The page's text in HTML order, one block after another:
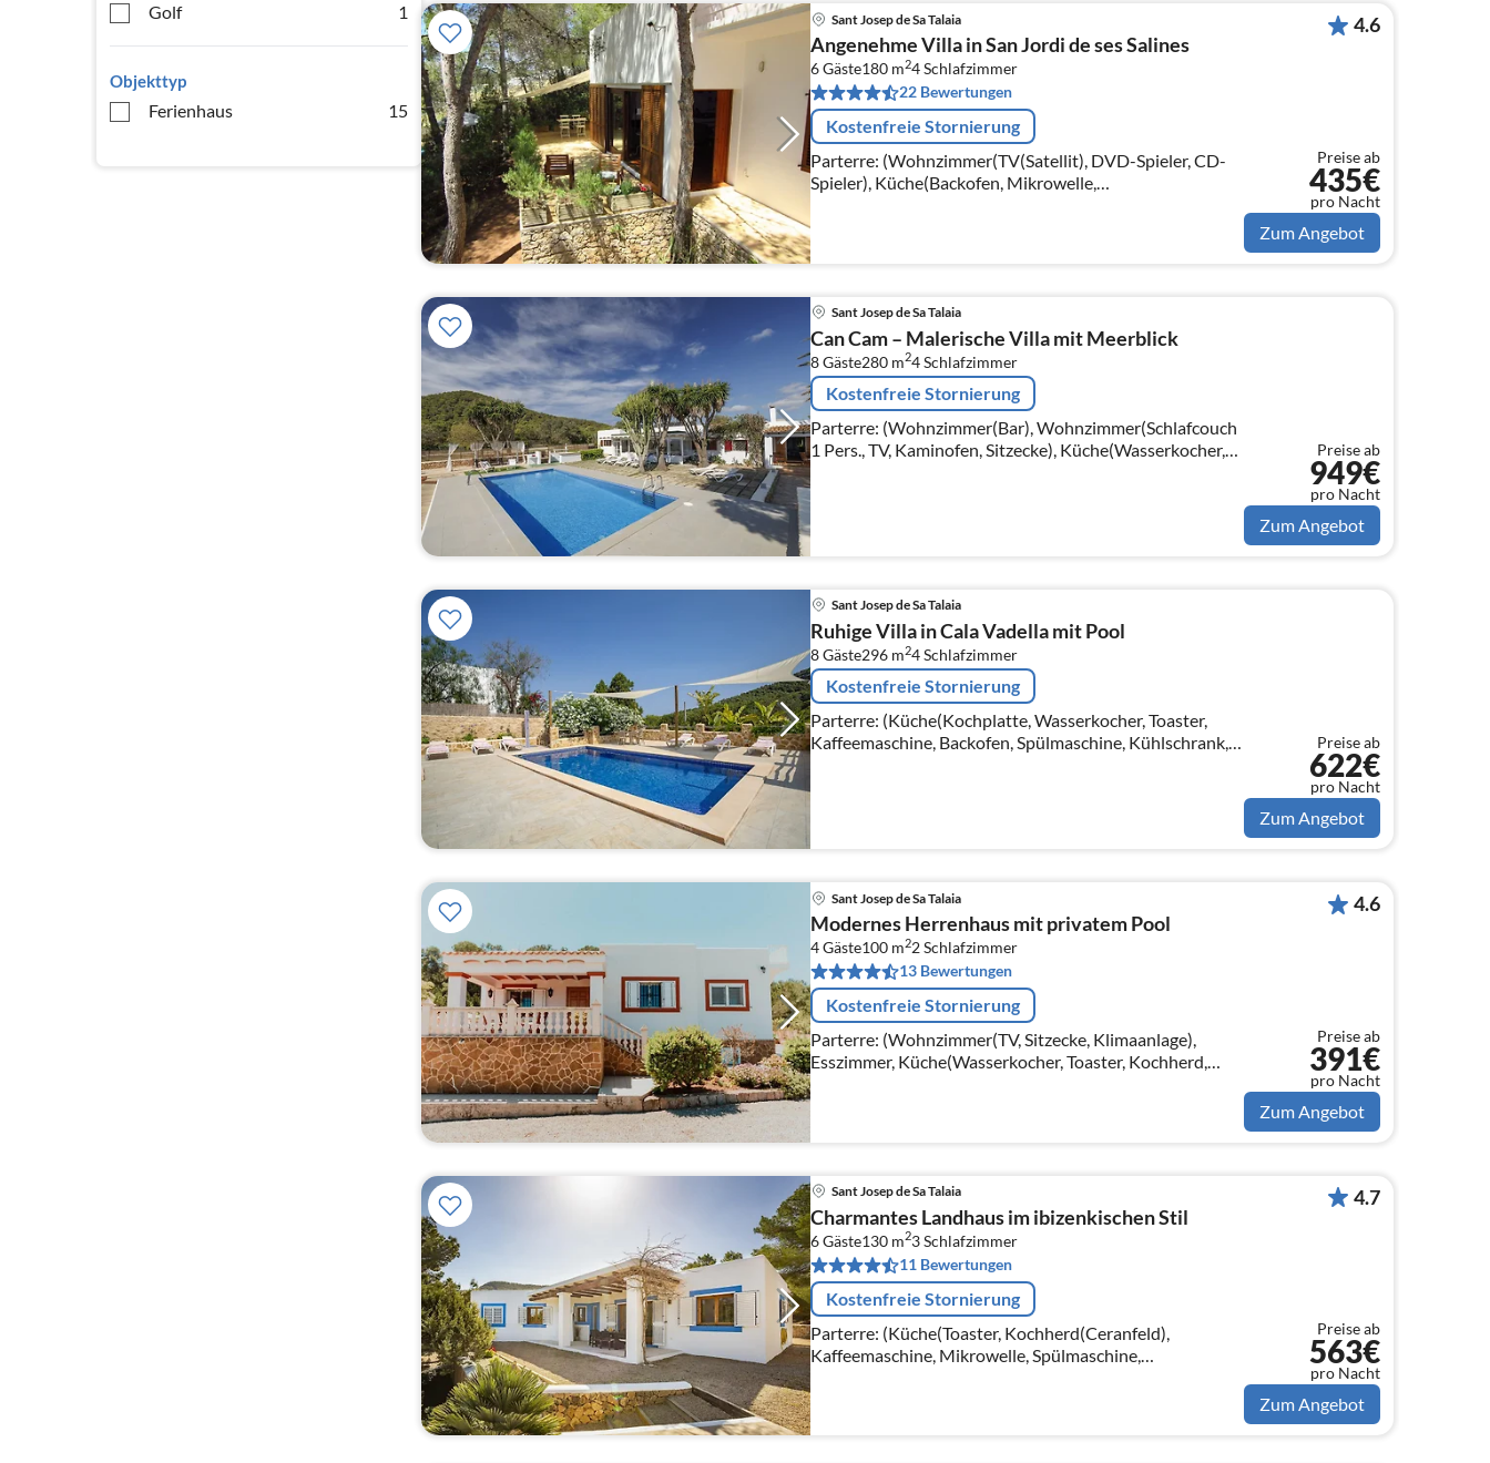
Golf
1
Objekttyp
Ferienhaus 15
Sant Josep de Sa Talaia
Angenehme Villa in San Jordi de ses Salines
6 Gäste180 m24Schlafzimmer
22 Bewertungen
Kostenfreie Stornierung
Parterre: (Wohnzimmer(TV(Satellit), DVD-Spieler, CD-
Spieler), Küche(Backofen, Mikrowelle,
Wohn/Esszimmer(Kaminofen, DVD-Spieler, CD-Spieler)
4.6
Preise ab
435€
pro Nacht
Zum Angebot
Sant Josep de Sa Talaia
Can Cam – Malerische Villa mit Meerblick
8 Gäste280 m24Schlafzimmer
Kostenfreie Stornierung
Parterre: (Wohnzimmer(Bar), Wohnzimmer(Schlafcouch
1 Pers., TV, Kaminofen, Sitzecke), Küche(Wasserkocher,
Toaster, Kaffeemaschine, Backofen, Mikrowelle,
Spülmaschine, Kühlschrank, ...
Preise ab
949€
pro Nacht
Zum Angebot
Sant Josep de Sa Talaia
Ruhige Villa in Cala Vadella mit Pool
8 Gäste296 m24Schlafzimmer
Kostenfreie Stornierung
Parterre: (Küche(Kochplatte, Wasserkocher, Toaster,
Kaffeemaschine, Backofen, Spülmaschine, Kühlschrank,
oder Terrasse)
Preise ab
622€
pro Nacht
Zum Angebot
Sant Josep de Sa Talaia
Modernes Herrenhaus mit privatem Pool
4 Gäste100 m22Schlafzimmer
13 Bewertungen
Kostenfreie Stornierung
Parterre: (Wohnzimmer(TV, Sitzecke, Klimaanlage),
Esszimmer, Küche(Wasserkocher, Toaster, Kochherd,
Dunstabzugshaube), Schlafzimmer(Doppelbett,
Klimaanlage)
4.6
Preise ab
391€
pro Nacht
Zum Angebot
Sant Josep de Sa Talaia
Charmantes Landhaus im ibizenkischen Stil
6 Gäste130 m23Schlafzimmer
11 Bewertungen
Kostenfreie Stornierung
Parterre: (Küche(Toaster, Kochherd(Ceranfeld),
Kaffeemaschine, Mikrowelle, Spülmaschine,
Waschmaschine), Wohn/Esszimmer(TV(Satellit)),
Schlafzimmer(Doppelbett(135 x 190 cm))
4.7
Preise ab
563€
pro Nacht
Zum Angebot